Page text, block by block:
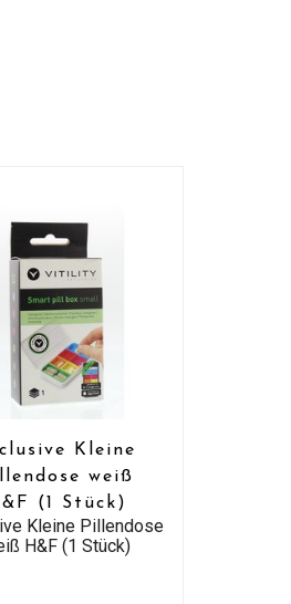
Kleine
weiß
(1 Stück)
Kleine Pillendose
H&F (1 Stück)